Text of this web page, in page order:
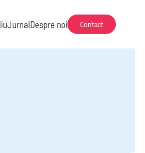
JurnalDespre noi Contact